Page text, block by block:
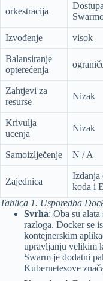
orkestracija
Izvođenje visok
Balansiranje
opterećenja
Zahtjevi za
resurse
Nizak
Krivulja
ucenja
Nizak
Samoizlječenje N / A
Zajednica
Izdanja
koda i
Tablica 1. Usporedba
Svrha: Oba su
razloga. Docker se
kontejnerskim
upravljanju velikim
Swarm je dodatni
Kubernetesove